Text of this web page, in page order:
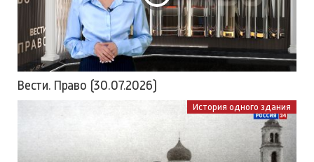
Вести. Право (30.07.2026)
История одного здания